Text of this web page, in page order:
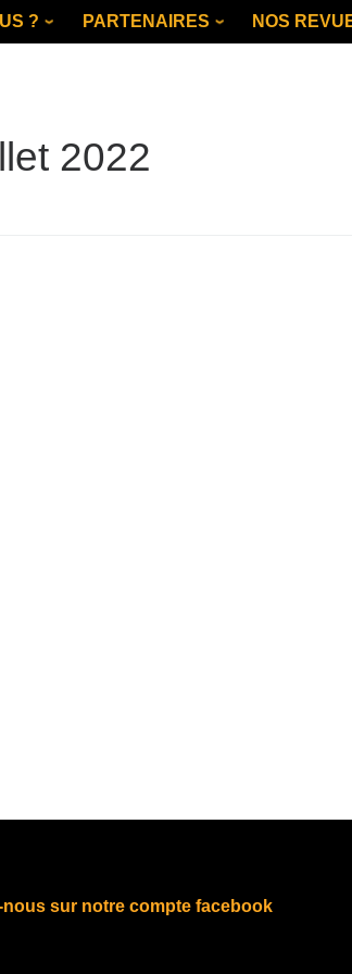
? PARTENAIRES NOS
2022
nous sur notre compte facebook